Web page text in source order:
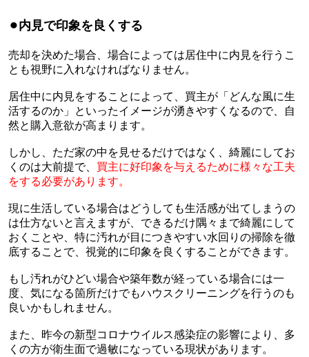
⚫︎内見で印象を良くする
売却を決めた場合、場合によっては居住中に内見を行うこ
とも視野に入れなければなりません。
居住中に内見をすることによって、買主が「どんな風に生
活するのか」といったイメージが湧きやすくなるので、自
然と購入意欲が高まります。
しかし、ただ家の中を見せるだけではなく、綺麗にしてお
くのは大前提で、 買主に好印象を与えるために様々な工夫
をする必要があります。
現に生活している場合はどうしても生活感が出てしまうの
は仕方ないと言えますが、できるだけ隅々まで綺麗にして
おくことや、特に汚れが目につきやすい水回りの掃除を徹
底することで、視覚的に印象を良くすることができます。
もし汚れがひどい場合や築年数が経っている場合には一
度、気になる箇所だけでもハウスクリーニングを行うのも
良いかもしれません。
また、昨今の新型コロナウイルス感染症の影響により、多
くの方が衛生面で過敏になっている現状があります。